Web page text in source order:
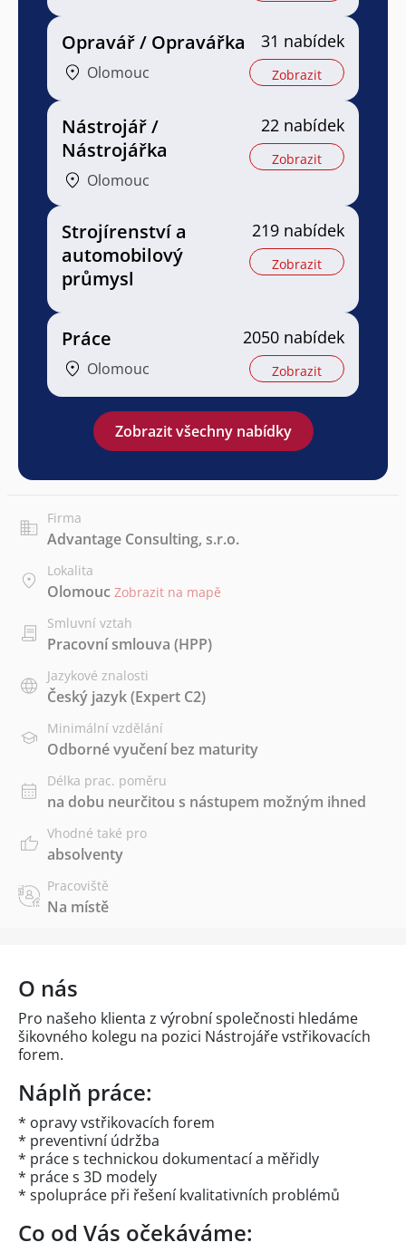
Opravář / Opravářka
Olomouc
31 nabídek
Zobrazit
Nástrojář /
Nástrojářka
Olomouc
22 nabídek
Zobrazit
Strojírenství a
automobilový
průmysl
219 nabídek
Zobrazit
Práce
Olomouc
2050 nabídek
Zobrazit
Zobrazit všechny nabídky
Firma
Advantage Consulting, s.r.o.
Lokalita
Olomouc Zobrazit na mapě
Smluvní vztah
Pracovní smlouva (HPP)
Jazykové znalosti
Český jazyk(Expert C2)
Minimální vzdělání
Odborné vyučení bez maturity
Délka prac. poměru
na dobu neurčitou s nástupem možným ihned
Vhodné také pro
absolventy
Pracoviště
Na místě
O nás
Pro našeho klienta z výrobní společnosti hledáme
šikovného kolegu na pozici Nástrojáře vstřikovacích
forem.
Náplň práce:
* opravy vstřikovacích forem
* preventivní údržba
* práce s technickou dokumentací a měřidly
* práce s 3D modely
* spolupráce při řešení kvalitativních problémů
Co od Vás očekáváme: